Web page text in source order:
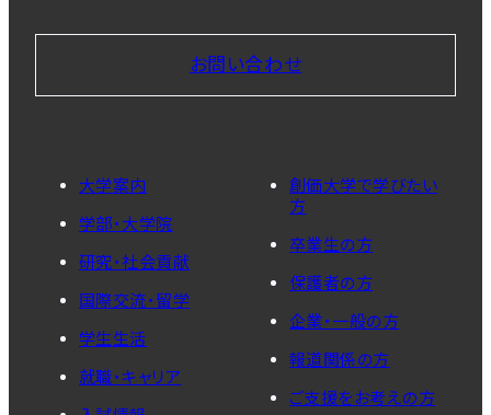
お問い合わせ
大学案内
学部・大学院
研究・社会貢献
国際交流・留学
学生生活
就職・キャリア
創価大学で学びたい
方
卒業生の方
保護者の方
企業・一般の方
報道関係の方
ご支援をお考えの方